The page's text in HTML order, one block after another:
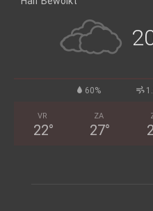
60%
VR
22°
ZA
27°